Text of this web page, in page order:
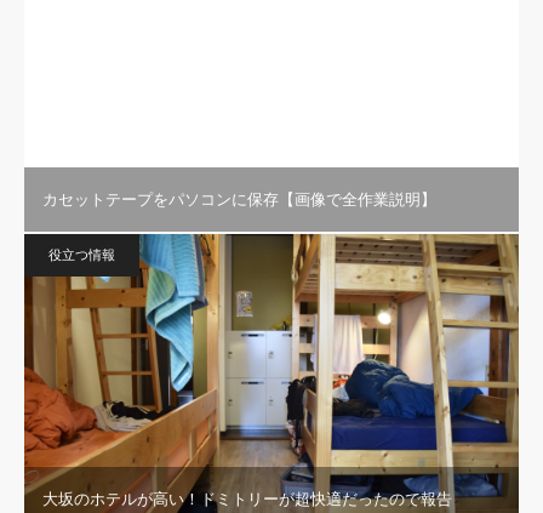
大坂のホテルが高い！ドミトリーが超快適だったので報告
提供サービス一覧
無料メール講座